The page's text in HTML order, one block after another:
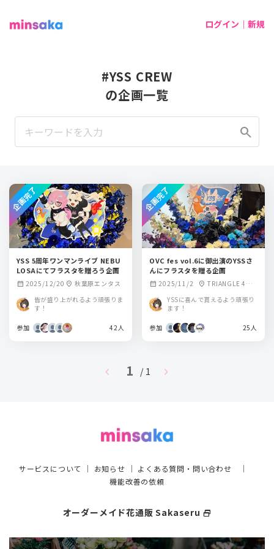
ログイン｜新規
#YSS CREW
の企画一覧
search
YSS 5周年ワンマンライブ NEBU
LOSAにてフラスタを贈ろう企画
calendar_month 2025/12/20 location_on 秋葉原エンタス
皆が盛り上がれるよう頑張りま
す！
参加 42人
企画完了
OVC fes vol.6に御出演のYSSさ
んにフラスタを贈る企画
calendar_month 2025/11/2 location_on TRIANGLE 4階
(大阪市中央区西心
斎橋2-18-5
YSSに喜んで貰えるよう頑張り
ます！
参加 25人
企画完了
chevron_left 1 / 1 chevron_right
サービスについて ｜ お知らせ ｜ よくある質問・問い合わせ ｜
機能改善の依頼
オーダーメイド花通販 Sakaseru select_window